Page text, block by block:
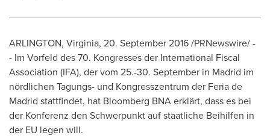
ARLINGTON, Virginia, 20. September 2016/PRNewswire/ -
- Im Vorfeld des 70. Kongresses der International Fiscal
Association (IFA), der vom 25.-30. September in Madrid im
nördlichen Tagungs- und Kongresszentrum der Feria de
Madrid stattfindet, hat Bloomberg BNA erklärt, dass es bei
der Konferenz den Schwerpunkt auf staatliche Beihilfen in
der EU legen will.